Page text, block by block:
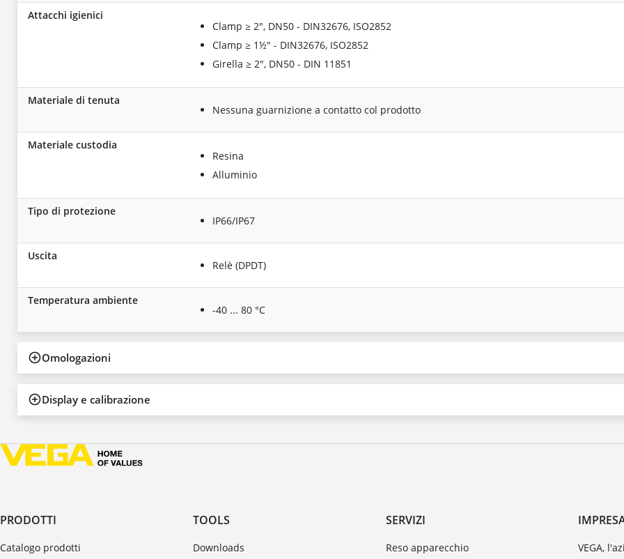
Attacchi igienici
Clamp ≥ 2", DN50 - DIN32676, ISO2852
Clamp ≥ 1½" - DIN32676, ISO2852
Girella ≥ 2", DN50 - DIN 11851
Materiale di tenuta
Nessuna guarnizione a contatto col prodotto
Materiale custodia
Resina
Alluminio
Tipo di protezione
IP66/IP67
Uscita
Relè (DPDT)
Temperatura ambiente
-40 ... 80 °C
Omologazioni
Display e calibrazione
PRODOTTI
Catalogo prodotti
TOOLS
Downloads
SERVIZI
Reso apparecchio VEGA,